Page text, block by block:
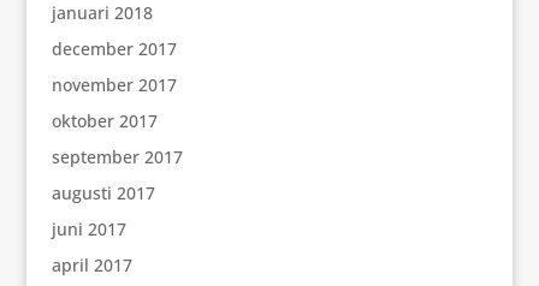
januari 2018
december 2017
november 2017
oktober 2017
september 2017
augusti 2017
juni 2017
april 2017